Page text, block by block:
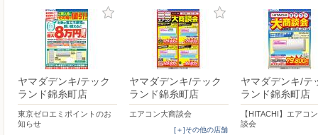
ヤマダデンキ/テック
ランド錦糸町店
東京ゼロエミポイントのお
知らせ
ヤマダデンキ/テック
ランド錦糸町店
エアコン大商談会
[＋]その他の店舗
ヤマダデンキ/テ
ランド錦糸町店
【HITACHI】エアコ
談会